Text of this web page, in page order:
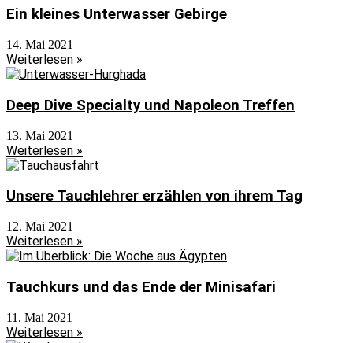
Ein kleines Unterwasser Gebirge
14. Mai 2021
Weiterlesen »
Deep Dive Specialty und Napoleon Treffen
13. Mai 2021
Weiterlesen »
Unsere Tauchlehrer erzählen von ihrem Tag
12. Mai 2021
Weiterlesen »
Tauchkurs und das Ende der Minisafari
11. Mai 2021
Weiterlesen »